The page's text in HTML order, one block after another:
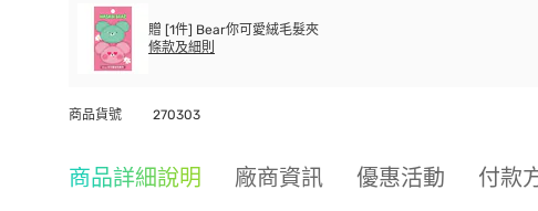
贈 [1件] Bear你可愛絨毛髮夾
條款及細則
商品貨號 270303
商品詳細說明 廠商資訊 優惠活動 付款